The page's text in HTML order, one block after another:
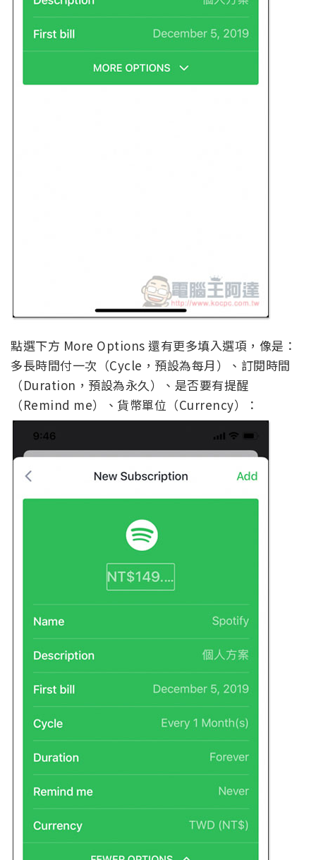
點選下方 More Options 還有更多填入選項，像是：
多長時間付一次（Cycle，預設為每月）、訂閱時間
（Duration，預設為永久）、是否要有提醒
（Remind me）、貨幣單位（Currency）：